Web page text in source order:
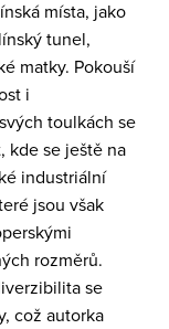
místa, jako
tunel,
matky. Pokouší
i
toulkách se
kde se ještě na
industriální
jsou však
rozměrů.
se
což autorka